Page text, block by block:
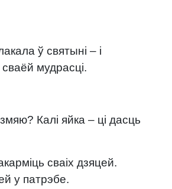
ў святыні – і
мудрасці.
Калі яйка – ці дасць
сваіх дзяцей.
у патрэбе.